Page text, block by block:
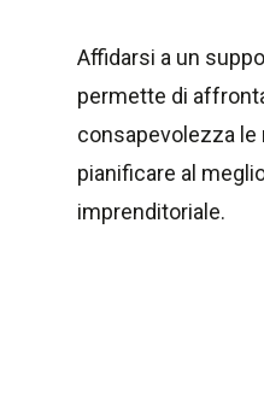
Affidarsi a un
permette di
consapevolezza le
pianificare al
imprenditoriale.